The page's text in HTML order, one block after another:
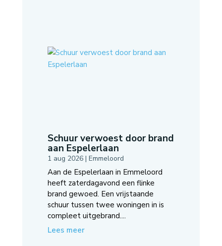
Schuur verwoest door brand
aan Espelerlaan
1 aug 2026| Emmeloord
Aan de Espelerlaan in Emmeloord
heeft zaterdagavond een flinke
brand gewoed. Een vrijstaande
schuur tussen twee woningen in is
compleet uitgebrand....
Lees meer